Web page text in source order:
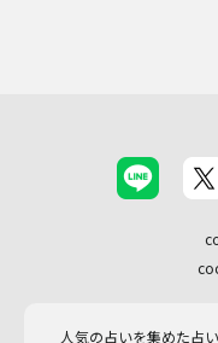
人気の占いを集めた占